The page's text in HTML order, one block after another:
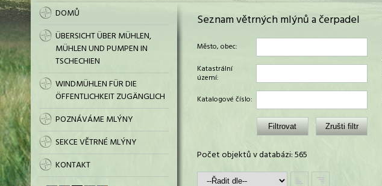
DOMŮ
ÜBERSICHT ÜBER MÜHLEN,
MÜHLEN UND PUMPEN IN
TSCHECHIEN
WINDMÜHLEN FÜR DIE
ÖFFENTLICHKEIT ZUGÄNGLICH
POZNÁVÁME MLÝNY
SEKCE VĚTRNÉ MLÝNY
KONTAKT
Seznam větrných mlýnů a čerpadel
Město, obec:
Katastrální
území:
Katalogové číslo:
Počet objektů v databázi: 565